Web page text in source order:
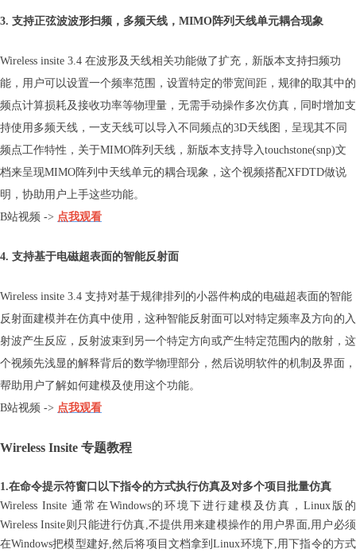
3. 支持正弦波波形扫频，多频天线，MIMO阵列天线单元耦合现象
Wireless insite 3.4 在波形及天线相关功能做了扩充，新版本支持扫频功
能，用户可以设置一个频率范围，设置特定的带宽间距，规律的取其中的
频点计算损耗及接收功率等物理量，无需手动操作多次仿真，同时增加支
持使用多频天线，一支天线可以导入不同频点的3D天线图，呈现其不同
频点工作特性，关于MIMO阵列天线，新版本支持导入touchstone(snp)文
档来呈现MIMO阵列中天线单元的耦合现象，这个视频搭配XFDTD做说
明，协助用户上手这些功能。
B站视频 -> 点我观看
4. 支持基于电磁超表面的智能反射面
Wireless insite 3.4 支持对基于规律排列的小器件构成的电磁超表面的智能
反射面建模并在仿真中使用，这种智能反射面可以对特定频率及方向的入
射波产生反应，反射波束到另一个特定方向或产生特定范围内的散射，这
个视频先浅显的解释背后的数学物理部分，然后说明软件的机制及界面，
帮助用户了解如何建模及使用这个功能。
B站视频 -> 点我观看
Wireless Insite 专题教程
1.在命令提示符窗口以下指令的方式执行仿真及对多个项目批量仿真
Wireless Insite 通常在Windows的环境下进行建模及仿真，Linux版的
Wireless Insite则只能进行仿真,不提供用来建模操作的用户界面,用户必须
在Windows把模型建好,然后将项目文档拿到Linux环境下,用下指令的方式